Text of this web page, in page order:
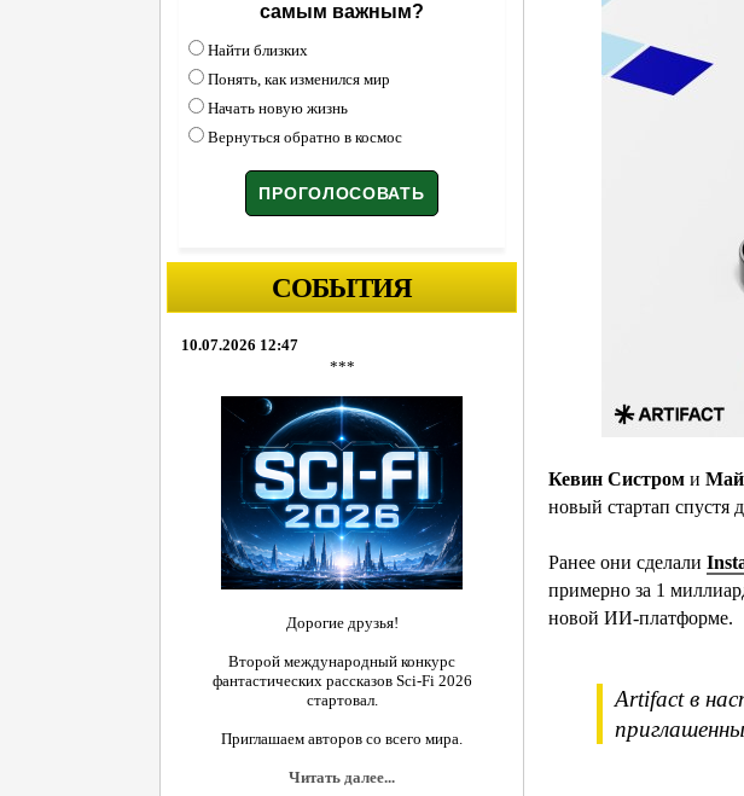
самым важным?
Найти близких
Понять, как изменился мир
Начать новую жизнь
Вернуться обратно в космос
СОБЫТИЯ
10.07.2026 12:47
***
Дорогие друзья!
Второй международный конкурс
фантастических рассказов Sci-Fi 2026
стартовал.
Приглашаем авторов со всего мира.
Читать далее...
Кевин Систром и
новый стартап спустя
Ранее они сделали
примерно за 1
новой ИИ-платформе.
Artifact в